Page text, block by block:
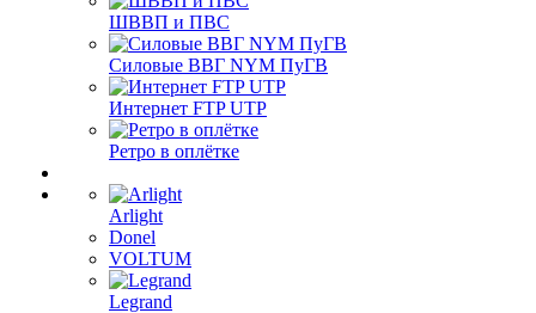
ШВВП и ПВС
Силовые ВВГ NYM ПуГВ
Интернет FTP UTP
Ретро в оплётке
Arlight
Donel
VOLTUM
Legrand